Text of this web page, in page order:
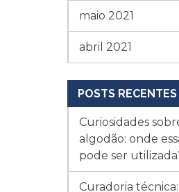
maio 2021
abril 2021
POSTS RECENTES
Curiosidades
algodão: onde
pode ser
Curadoria